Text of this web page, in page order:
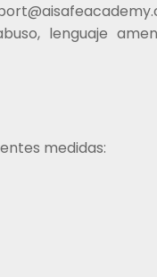
lenguaje
medidas: